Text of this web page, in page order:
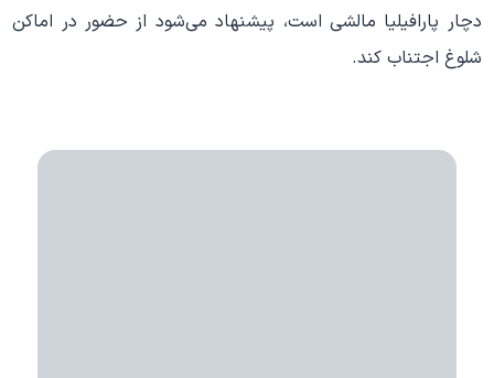
دچار پارافیلیا مالشی است، پیشنهاد می‌شود از حضور در اماکن
شلوغ اجتناب کند.